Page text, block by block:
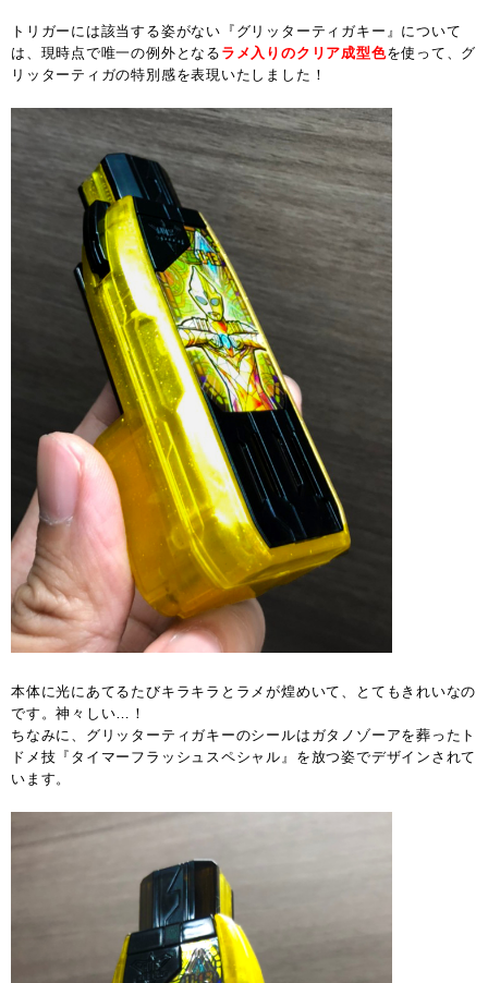
トリガーには該当する姿がない『グリッターティガキー』について
は、現時点で唯一の例外となる ラメ入りのクリア成型色を使って、グ
リッターティガの特別感を表現いたしました！
本体に光にあてるたびキラキラとラメが煌めいて、とてもきれいなの
です。神々しい…！
ちなみに、グリッターティガキーのシールはガタノゾーアを葬ったト
ドメ技『タイマーフラッシュスペシャル』を放つ姿でデザインされて
います。